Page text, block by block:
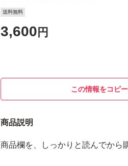
送料無料
3,600 円
この情報をコピ
商品説明
商品欄を、しっかりと読んでか